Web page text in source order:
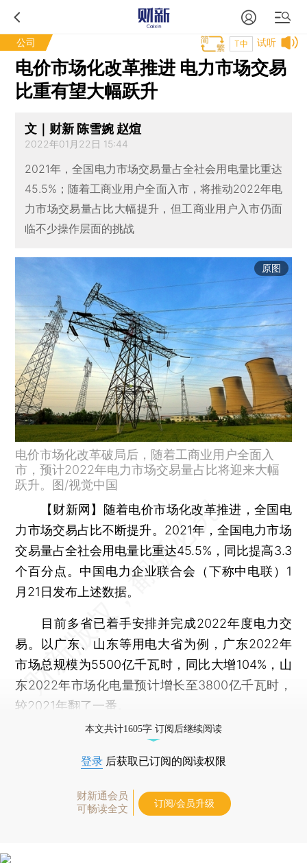
公司 试听
T中
电价市场化改革推进 电力市场交易
比重有望大幅跃升
文｜财新 陈雪婉 赵煊
2022年01月22日 15:44
2021年，全国电力市场交易量占全社会用电量比重达
45.5%；随着工商业用户全面入市，将推动2022年电
力市场交易量占比大幅提升，但工商业用户入市仍面
临不少操作层面的挑战
原图
电价市场化改革破局后，随着工商业用户全面入
市，预计2022年电力市场交易量占比将迎来大幅
跃升。图/视觉中国
【财新网】 随着电价市场化改革推进，全国电
力市场交易占比不断提升。2021年，全国电力市场
交易量占全社会用电量比重达45.5%，同比提高3.3
个百分点。中国电力企业联合会（下称中电联）1
月21日发布上述数据。
目前多省已着手安排并完成2022年度电力交
易。以广东、山东等用电大省为例，广东2022年
市场总规模为5500亿千瓦时，同比大增104%，山
东2022年市场化电量预计增长至3800亿千瓦时，
较2021年翻了一番。
本文共计1605字 订阅后继续阅读
登录 后获取已订阅的阅读权限
财新通会员
可畅读全文
订阅/会员升级